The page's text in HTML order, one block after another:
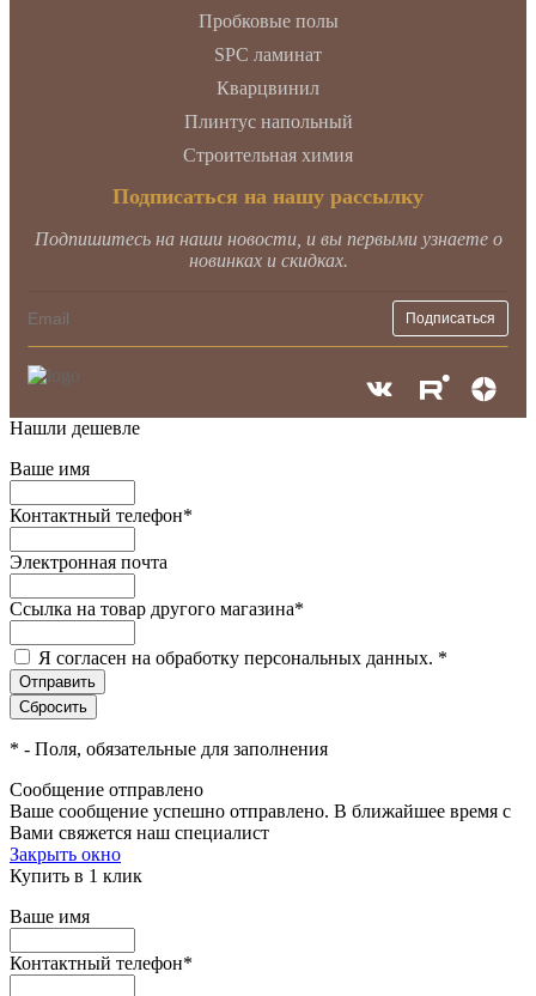
Пробковые полы
SPC ламинат
Кварцвинил
Плинтус напольный
Строительная химия
Подписаться на нашу рассылку
Подпишитесь на наши новости, и вы первыми узнаете о
новинках и скидках.
Нашли дешевле
Ваше имя
Контактный телефон*
Электронная почта
Ссылка на товар другого магазина*
Я согласен на обработку персональных данных. *
* - Поля, обязательные для заполнения
Сообщение отправлено
Ваше сообщение успешно отправлено. В ближайшее время с
Вами свяжется наш специалист
Закрыть окно
Купить в 1 клик
Ваше имя
Контактный телефон*